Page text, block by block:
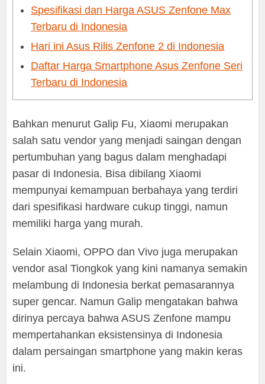
Spesifikasi dan Harga ASUS Zenfone Max
Terbaru di Indonesia
Hari ini Asus Rilis Zenfone 2 di Indonesia
Daftar Harga Smartphone Asus Zenfone Seri
Terbaru di Indonesia
Bahkan menurut Galip Fu, Xiaomi merupakan
salah satu vendor yang menjadi saingan dengan
pertumbuhan yang bagus dalam menghadapi
pasar di Indonesia. Bisa dibilang Xiaomi
mempunyai kemampuan berbahaya yang terdiri
dari spesifikasi hardware cukup tinggi, namun
memiliki harga yang murah.
Selain Xiaomi, OPPO dan Vivo juga merupakan
vendor asal Tiongkok yang kini namanya semakin
melambung di Indonesia berkat pemasarannya
super gencar. Namun Galip mengatakan bahwa
dirinya percaya bahwa ASUS Zenfone mampu
mempertahankan eksistensinya di Indonesia
dalam persaingan smartphone yang makin keras
ini.